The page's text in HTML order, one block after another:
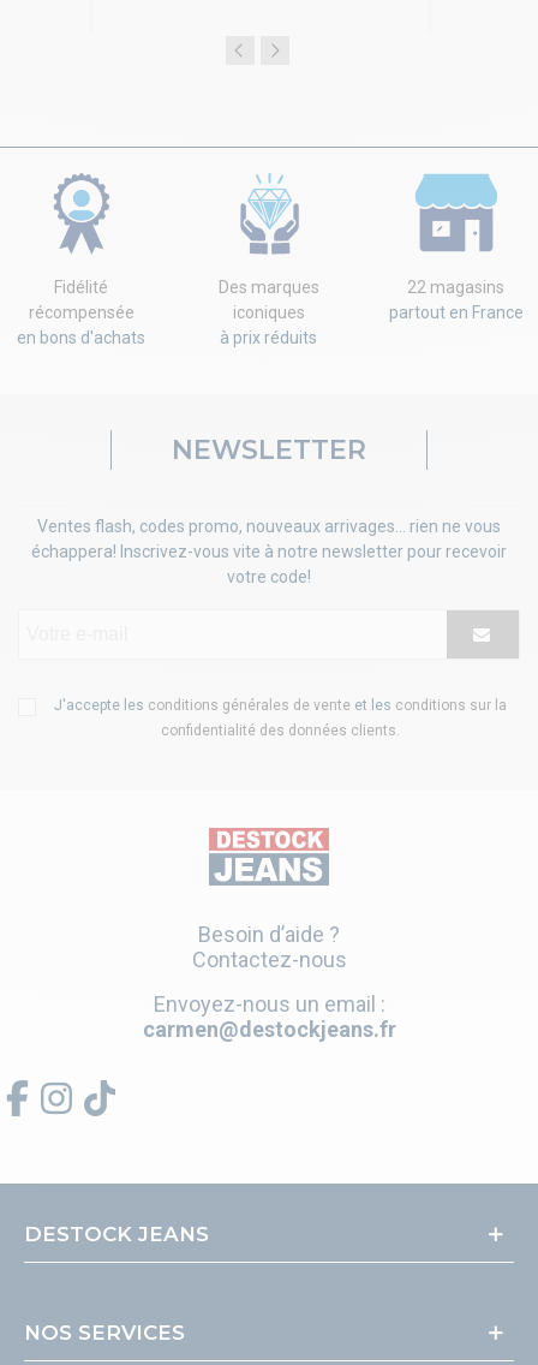
Fidélité
récompensée
en bons d'achats
Des marques
iconiques
à prix réduits
22 magasins
partout en France
NEWSLETTER
Ventes flash, codes promo, nouveaux arrivages... rien ne vous
échappera! Inscrivez-vous vite à notre newsletter pour recevoir
votre code!
J'accepte les conditions générales de vente et les conditions sur la
confidentialité des données clients
Besoin d’aide ?
Contactez-nous
Envoyez-nous un email :
carmen@destockjeans.fr
DESTOCK JEANS
NOS SERVICES